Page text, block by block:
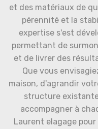
et des matériaux de
pérennité et la
expertise s'est
permettant de
et de livrer des
Que vous
maison, d'agrandir
structure
accompagner à
Laurent elagage